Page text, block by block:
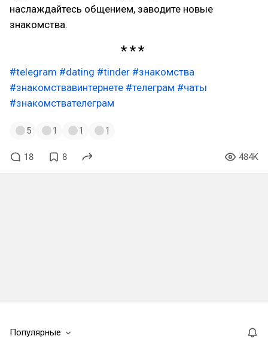
наслаждайтесь общением, заводите новые
знакомства.
#telegram #dating #tinder #знакомства
#знакомствавинтернете #телеграм #чаты
#знакомствателеграм
5 1 1 1
18 8 484K
Популярные